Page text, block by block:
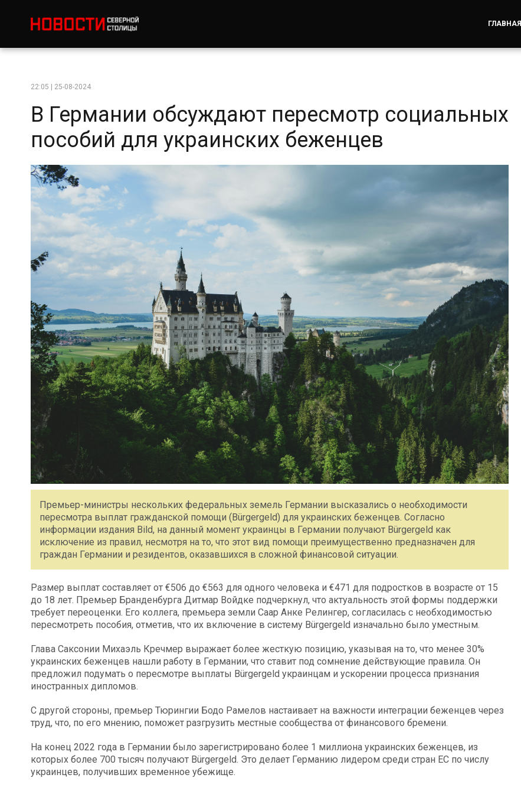
ГЛАВНАЯ
22:05 | 25-08-2024
В Германии обсуждают пересмотр социальных
пособий для украинских беженцев
Премьер-министры нескольких федеральных земель Германии высказались о необходимости
пересмотра выплат гражданской помощи (Bürgergeld) для украинских беженцев. Согласно
информации издания Bild, на данный момент украинцы в Германии получают Bürgergeld как
исключение из правил, несмотря на то, что этот вид помощи преимущественно предназначен для
граждан Германии и резидентов, оказавшихся в сложной финансовой ситуации.
Размер выплат составляет от €506 до €563 для одного человека и €471 для подростков в возрасте от 15
до 18 лет. Премьер Бранденбурга Дитмар Войдке подчеркнул, что актуальность этой формы поддержки
требует переоценки. Его коллега, премьера земли Саар Анке Релингер, согласилась с необходимостью
пересмотреть пособия, отметив, что их включение в систему Bürgergeld изначально было уместным.
Глава Саксонии Михаэль Кречмер выражает более жесткую позицию, указывая на то, что менее 30%
украинских беженцев нашли работу в Германии, что ставит под сомнение действующие правила. Он
предложил подумать о пересмотре выплаты Bürgergeld украинцам и ускорении процесса признания
иностранных дипломов.
С другой стороны, премьер Тюрингии Бодо Рамелов настаивает на важности интеграции беженцев через
труд, что, по его мнению, поможет разгрузить местные сообщества от финансового бремени.
На конец 2022 года в Германии было зарегистрировано более 1 миллиона украинских беженцев, из
которых более 700 тысяч получают Bürgergeld. Это делает Германию лидером среди стран ЕС по числу
украинцев, получивших временное убежище.